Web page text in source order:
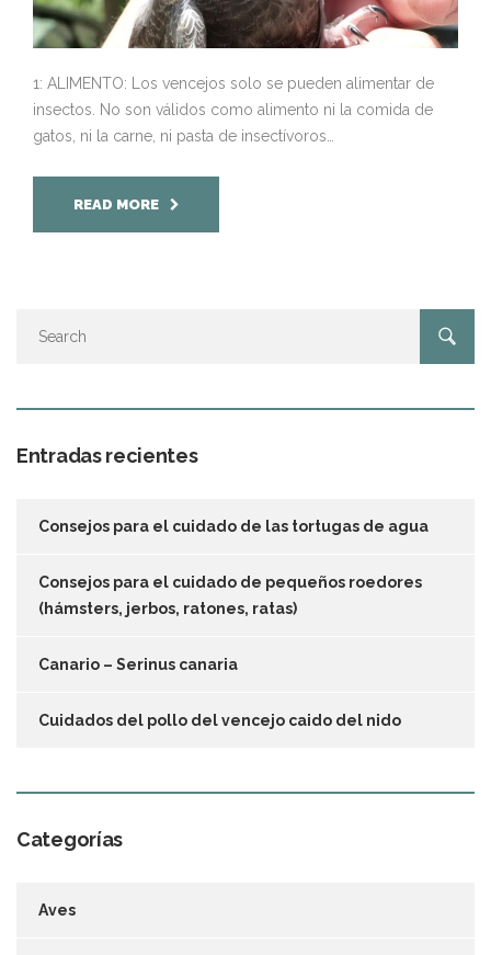
1: ALIMENTO: Los vencejos solo se pueden alimentar de
insectos. No son válidos como alimento ni la comida de
gatos, ni la carne, ni pasta de insectívoros…
READ MORE
Entradas recientes
Consejos para el cuidado de las tortugas de agua
Consejos para el cuidado de pequeños roedores
(hámsters, jerbos, ratones, ratas)
Canario – Serinus canaria
Cuidados del pollo del vencejo caido del nido
Categorías
Aves